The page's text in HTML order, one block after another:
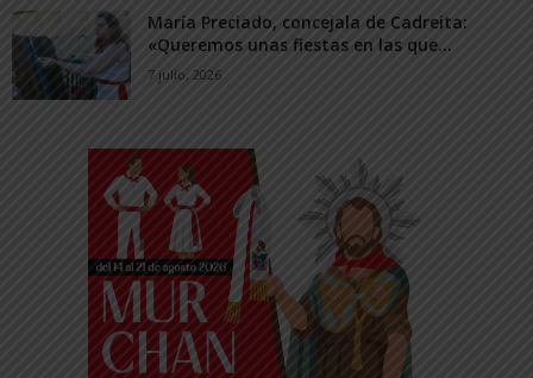
María Preciado, concejala de Cadreita:
«Queremos unas fiestas en las que...
7 julio, 2026